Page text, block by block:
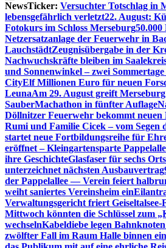
NewsTicker: Versuchter Totschlag in
lebensgefährlich verletzt22. August:
Fotokurs im Schloss Merseburg
Netzersatzanlage der Feuerwehr in
LauchstädtZeugnisübergabe in der
Nachwuchskräfte bleiben im
und Sonnenwinkel – zwei
CityElf Millionen Euro für neuen
LeunaAm 29. August greift
SauberMachathon in fünfter Auflage
Döllnitzer Feuerwehr bekommt neuen
Rumi und Familie Cicek – vom Segen
startet neue Fortbildungsreihe für
eröffnet – Kleingartensparte
ihre GeschichteGlasfaser für sechs
unterzeichnet nächsten Ausbauvertrag
der Pappelallee — Verein feiert
weiht saniertes Vereinsheim ein
Verwaltungsgericht friert Geiseltalsee-
Mittwoch könnten die Schlüssel zum
wechselnKabeldiebe legen
zwölfter Fall im Raum Halle binnen